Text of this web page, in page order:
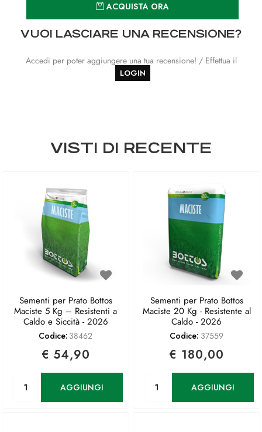
ACQUISTA ORA
VUOI LASCIARE UNA RECENSIONE?
Accedi per poter aggiungere una tua recensione! / Effettua il
LOGIN
VISTI DI RECENTE
Sementi per Prato Bottos
Maciste 5 Kg – Resistenti a
Caldo e Siccità - 2026
Codice: 38462
€ 54,90
AGGIUNGI
Sementi per Prato Bottos
Maciste 20 Kg - Resistente al
Caldo - 2026
Codice: 37559
€ 180,00
AGGIUNGI